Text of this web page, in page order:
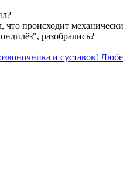
происходит
разобрались?
и суставов!